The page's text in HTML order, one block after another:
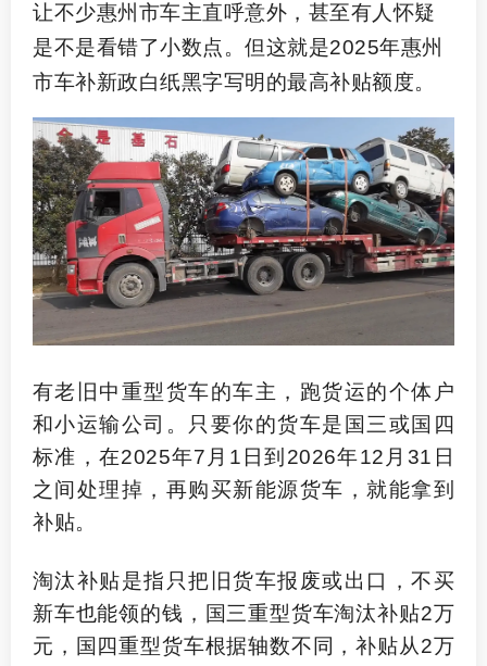
让不少惠州市车主直呼意外，甚至有人怀疑
是不是看错了小数点。但这就是2025年惠州
市车补新政白纸黑字写明的最高补贴额度。
有老旧中重型货车的车主，跑货运的个体户
和小运输公司。只要你的货车是国三或国四
标准，在2025年7 月 1 日到 2026年12 月 31 日
之间处理掉，再购买新能源货车，就能拿到
补贴。
淘汰补贴是指只把旧货车报废或出口，不买
新车也能领的钱，国三重型货车淘汰补贴2万
元，国四重型货车根据轴数不同，补贴从2万